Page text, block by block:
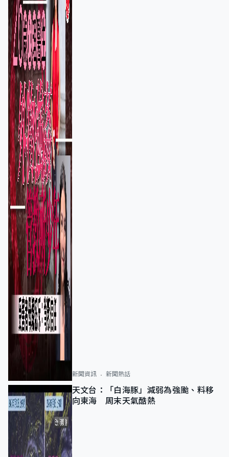
新聞資訊 新聞熱話
天文台：「白海豚」減弱為強颱、料移
向東海 周末天氣酷熱